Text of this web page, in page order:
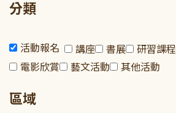
分類
活動報名 講座 書展 研習課程
電影欣賞
藝文活動 其他活動
區域